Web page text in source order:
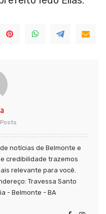
de notícias de Belmonte e
credibilidade trazemos
relevante para você.
Travessa Santo
- Belmonte - BA